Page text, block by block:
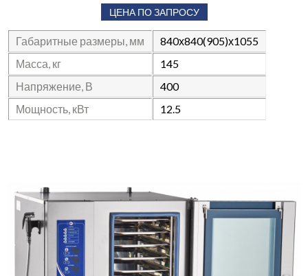
ЦЕНА ПО ЗАПРОСУ
Габаритные размеры, мм
840х840(905)х1055
Масса, кг
145
Напряжение, В
400
Мощность, кВт
12.5